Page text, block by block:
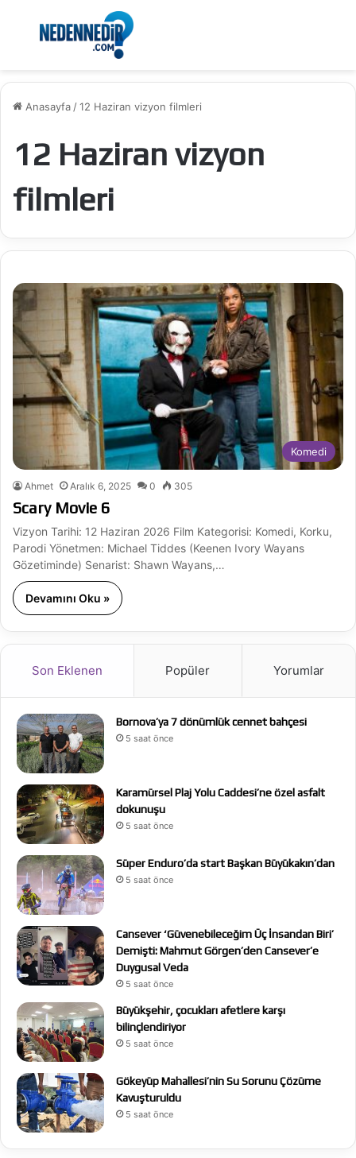
Menü
Anasayfa /12 Haziran vizyon filmleri
12 Haziran vizyon
filmleri
Komedi
Ahmet Aralık 6, 2025 0 305
Scary Movie 6
Vizyon Tarihi: 12 Haziran 2026 Film Kategorisi: Komedi, Korku,
Parodi Yönetmen: Michael Tiddes (Keenen Ivory Wayans
Gözetiminde) Senarist: Shawn Wayans,…
Devamını Oku »
Son Eklenen Popüler Yorumlar
Bornova’ya 7 dönümlük cennet bahçesi
5 saat önce
Karamürsel Plaj Yolu Caddesi’ne özel asfalt
dokunuşu
5 saat önce
Süper Enduro’da start Başkan Büyükakın’dan
5 saat önce
Cansever ‘Güvenebileceğim Üç İnsandan Biri’
Demişti: Mahmut Görgen’den Cansever’e
Duygusal Veda
5 saat önce
Büyükşehir, çocukları afetlere karşı
bilinçlendiriyor
5 saat önce
Gökeyüp Mahallesi’nin Su Sorunu Çözüme
Kavuşturuldu
5 saat önce